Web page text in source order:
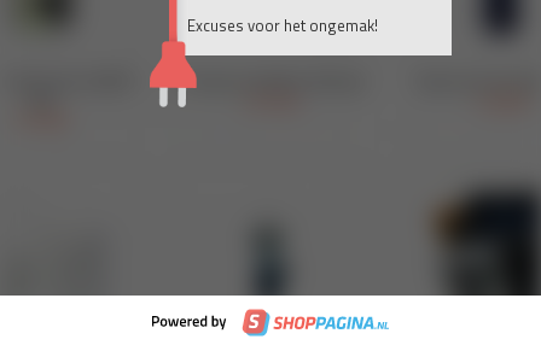
Excuses voor het ongemak!